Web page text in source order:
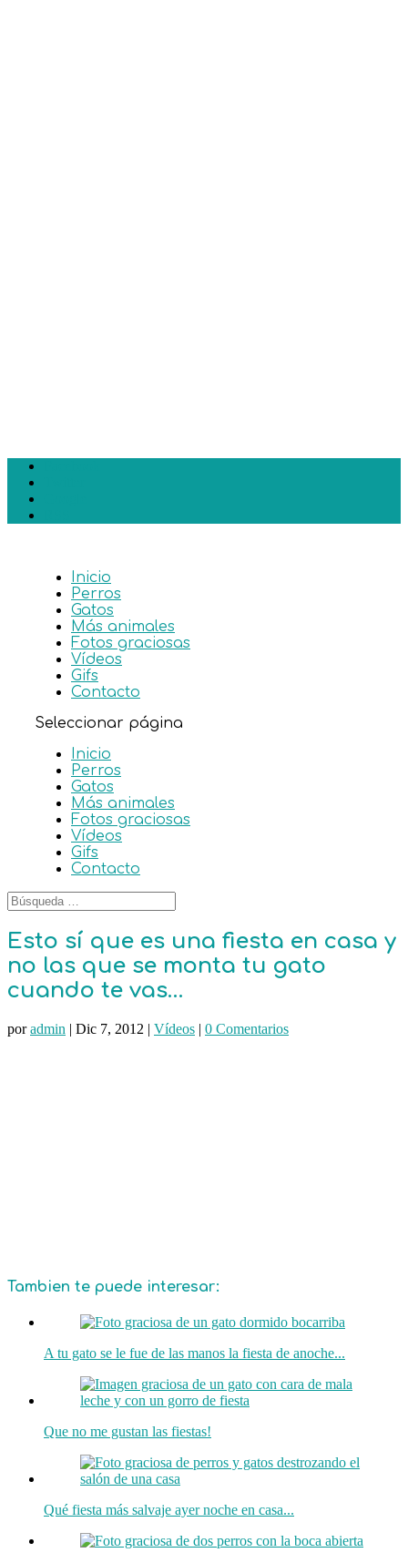
Inicio
Perros
Gatos
Más animales
Fotos graciosas
Vídeos
Gifs
Contacto
Seleccionar página
Inicio
Perros
Gatos
Más animales
Fotos graciosas
Vídeos
Gifs
Contacto
Esto sí que es una fiesta en casa y
no las que se monta tu gato
cuando te vas…
poradmin | Dic 7, 2012 | Vídeos | 0 Comentarios
Tambien te puede interesar:
A tu gato se le fue de las manos la fiesta de anoche...
Que no me gustan las fiestas!
Qué fiesta más salvaje ayer noche en casa...